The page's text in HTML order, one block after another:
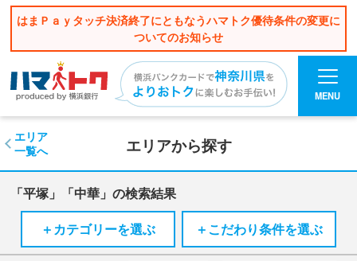
はまＰａｙタッチ決済終了にともなうハマトク優待条件の変更に
ついてのお知らせ
MENU
エリアから探す
エリア
一覧へ
「平塚」「中華」の検索結果
＋カテゴリーを選ぶ
＋こだわり条件を選ぶ